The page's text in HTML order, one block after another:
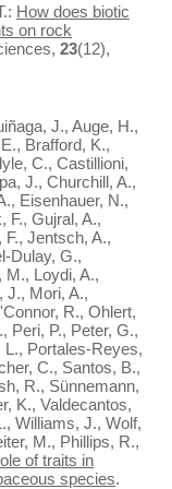
How does biotic
on rock
23(12),
J., Auge, H.,
Brafford, K.,
C., Castillioni,
J., Churchill, A.,
Eisenhauer, N.,
F., Gujral, A.,
F., Jentsch, A.,
Dulay, G.,
M., Loydi, A.,
J., Mori, A.,
R., Ohlert,
Peri, P., Peter, G.,
L., Portales-Reyes,
C., Santos, B.,
R., Sünnemann,
K., Valdecantos,
Williams, J., Wolf,
M., Phillips, R.,
of traits in
species.